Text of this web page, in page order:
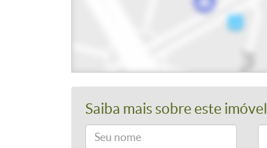
Saiba mais sobre este imóvel